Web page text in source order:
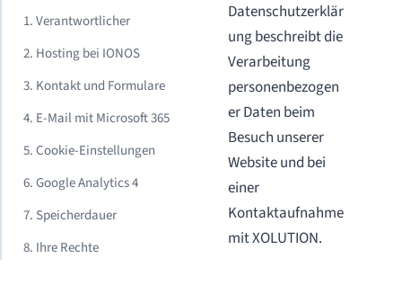
1. Verantwortlicher
2. Hosting bei IONOS
3. Kontakt und Formulare
4. E-Mail mit Microsoft 365
5. Cookie-Einstellungen
6. Google Analytics 4
7. Speicherdauer
8. Ihre Rechte
Datenschutzerklär
ung beschreibt die
Verarbeitung
personenbezogen
er Daten beim
Besuch unserer
Website und bei
einer
Kontaktaufnahme
mit XOLUTION.